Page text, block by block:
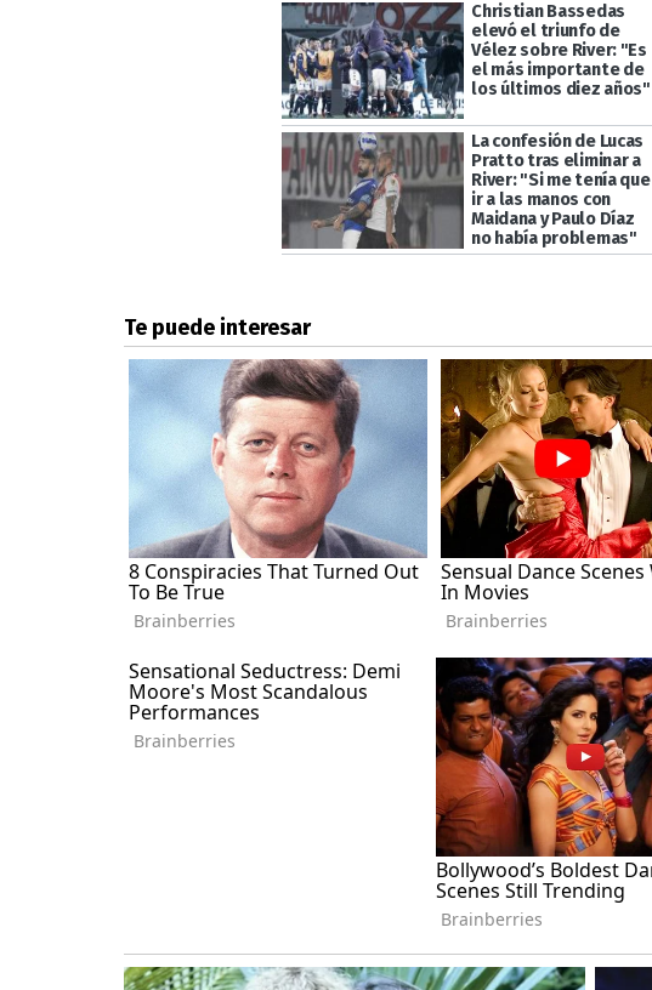
Christian Bassedas
elevó el triunfo de
Vélez sobre River: "Es
el más importante de
los últimos diez años"
La confesión de Lucas
Pratto tras eliminar a
River: "Si me tenía que
ir a las manos con
Maidana y Paulo Díaz
no había problemas"